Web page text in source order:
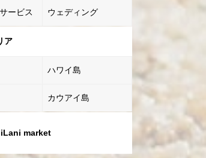
ービス ウェディング
ア
ハワイ島
カウアイ島
market